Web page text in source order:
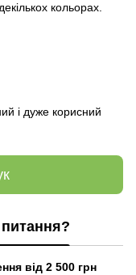
кольорах.
і дуже корисний
від 2 500 грн